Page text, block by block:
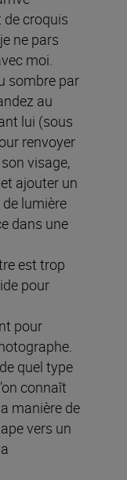
de croquis
ne pars
moi.
sombre par
au
lui (sous
renvoyer
visage,
ajouter un
lumière
dans une
est trop
pour
pour
quel type
connaît
manière de
vers un